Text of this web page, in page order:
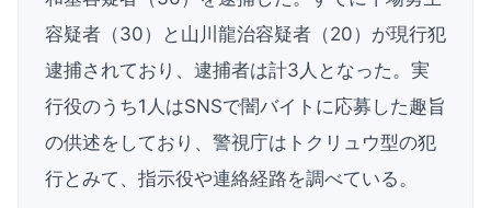
容疑者（30）と山川龍治容疑者（20）が現行犯
逮捕されており、逮捕者は計3人となった。実
行役のうち1人はSNSで闇バイトに応募した趣旨
の供述をしており、警視庁はトクリュウ型の犯
行とみて、指示役や連絡経路を調べている。